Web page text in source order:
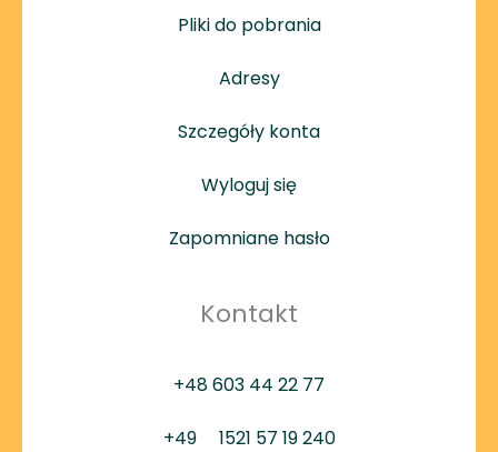
Pliki do pobrania
Adresy
Szczegóły konta
Wyloguj się
Zapomniane hasło
Kontakt
+48 603 44 22 77
+49 1521 57 19 240